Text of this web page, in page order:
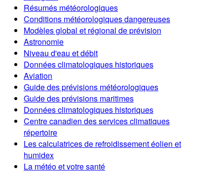
Résumés météorologiques
Conditions météorologiques dangereuses
Modèles global et régional de prévision
Astronomie
Niveau d'eau et débit
Données climatologiques historiques
Aviation
Guide des prévisions météorologiques
Guide des prévisions maritimes
Données climatologiques historiques
Centre canadien des services climatiques
répertoire
Les calculatrices de refroidissement éolien et
humidex
La météo et votre santé